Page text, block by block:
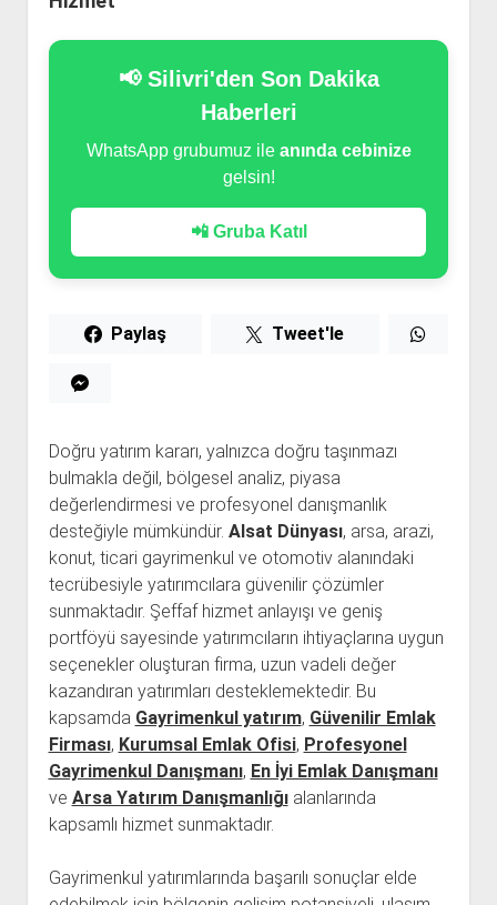
📢 Silivri'den Son Dakika
Haberleri
WhatsApp grubumuz ile anında cebinize
gelsin!
📲 Gruba Katıl
Paylaş Tweet'le
Doğru yatırım kararı, yalnızca doğru taşınmazı
bulmakla değil, bölgesel analiz, piyasa
değerlendirmesi ve profesyonel danışmanlık
desteğiyle mümkündür. Alsat Dünyası, arsa, arazi,
konut, ticari gayrimenkul ve otomotiv alanındaki
tecrübesiyle yatırımcılara güvenilir çözümler
sunmaktadır. Şeffaf hizmet anlayışı ve geniş
portföyü sayesinde yatırımcıların ihtiyaçlarına uygun
seçenekler oluşturan firma, uzun vadeli değer
kazandıran yatırımları desteklemektedir. Bu
kapsamda Gayrimenkul yatırım, Güvenilir Emlak
Firması, Kurumsal Emlak Ofisi, Profesyonel
Gayrimenkul Danışmanı, En İyi Emlak Danışmanı
ve Arsa Yatırım Danışmanlığıalanlarında
kapsamlı hizmet sunmaktadır.
Gayrimenkul yatırımlarında başarılı sonuçlar elde